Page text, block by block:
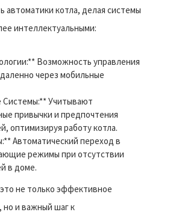
автоматики котла, делая системы
интеллектуальными:
Возможность управления
через мобильные
Системы:** Учитывают
привычки и предпочтения
оптимизируя работу котла.
Автоматический переход в
режимы при отсутствии
в доме.
не только эффективное
но и важный шаг к